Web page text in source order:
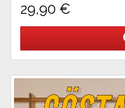
29,90 €